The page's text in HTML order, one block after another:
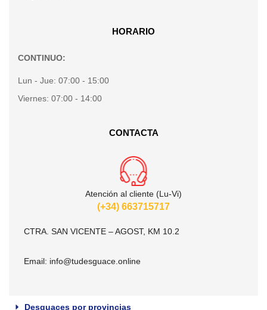
HORARIO
CONTINUO:
Lun - Jue: 07:00 - 15:00
Viernes: 07:00 - 14:00
CONTACTA
Atención al cliente (Lu-Vi)
(+34) 663715717
CTRA. SAN VICENTE – AGOST, KM 10.2
Email: info@tudesguace.online
Desguaces por provincias